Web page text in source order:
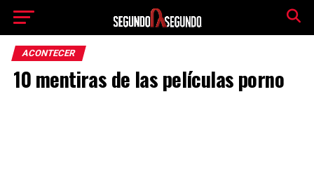
ACONTECER
10 mentiras de las películas porno